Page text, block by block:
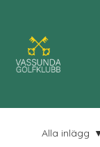
Alla inlägg